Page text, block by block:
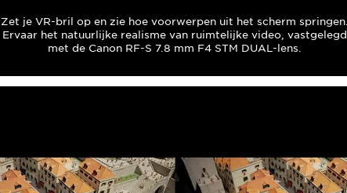
Zet je VR-bril op en zie hoe voorwerpen uit het scherm springen.
Ervaar het natuurlijke realisme van ruimtelijke video, vastgelegd
met de Canon RF-S 7.8 mm F4 STM DUAL-lens.